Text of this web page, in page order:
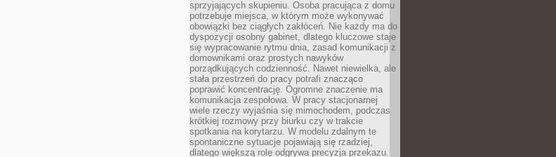
sprzyjających skupieniu. Osoba pracująca z domu
potrzebuje miejsca, w którym może wykonywać
obowiązki bez ciągłych zakłóceń. Nie każdy ma do
dyspozycji osobny gabinet, dlatego kluczowe staje
się wypracowanie rytmu dnia, zasad komunikacji z
domownikami oraz prostych nawyków
porządkujących codzienność. Nawet niewielka, ale
stała przestrzeń do pracy potrafi znacząco
poprawić koncentrację. Ogromne znaczenie ma
komunikacja zespołowa. W pracy stacjonarnej
wiele rzeczy wyjaśnia się mimochodem, podczas
krótkiej rozmowy przy biurku czy w trakcie
spotkania na korytarzu. W modelu zdalnym te
spontaniczne sytuacje pojawiają się rzadziej,
dlatego większą rolę odgrywa precyzja przekazu.